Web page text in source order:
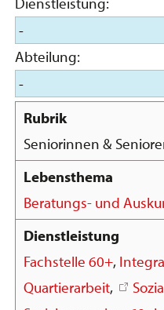
Abteilung:
Seniorinnen &
Beratungs- und
Fachstelle 60+,
Quartierarbeit,